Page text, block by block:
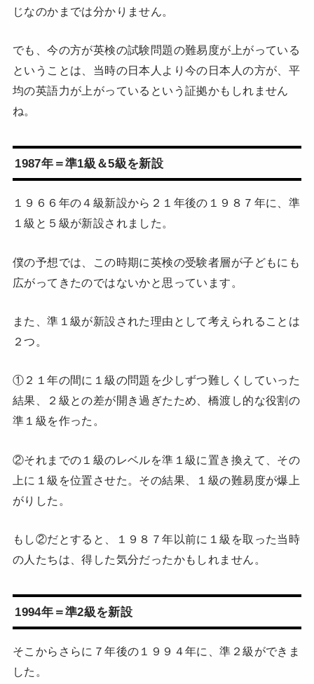
じなのかまでは分かりません。
でも、今の方が英検の試験問題の難易度が上がっている
ということは、当時の日本人より今の日本人の方が、平
均の英語力が上がっているという証拠かもしれません
ね。
1987年＝準1級＆5級を新設
１９６６年の４級新設から２１年後の１９８７年に、準
１級と５級が新設されました。
僕の予想では、この時期に英検の受験者層が子どもにも
広がってきたのではないかと思っています。
また、準１級が新設された理由として考えられることは
２つ。
①２１年の間に１級の問題を少しずつ難しくしていった
結果、２級との差が開き過ぎたため、橋渡し的な役割の
準１級を作った。
②それまでの１級のレベルを準１級に置き換えて、その
上に１級を位置させた。その結果、１級の難易度が爆上
がりした。
もし②だとすると、１９８７年以前に１級を取った当時
の人たちは、得した気分だったかもしれません。
1994年＝準2級を新設
そこからさらに７年後の１９９４年に、準２級ができま
した。